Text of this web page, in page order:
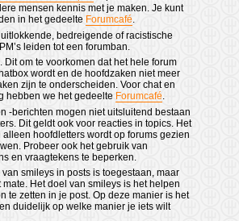
mensen kennis met je maken. Je kunt
in het gedeelte Forumcafé
bedreigende of racistische
leiden tot een forumban.
Dit om te voorkomen dat het hele forum
wordt en de hoofdzaken niet meer
zijn te onderscheiden. Voor chat en
hebben we het gedeelte Forumcafé
-berichten mogen niet uitsluitend bestaan
Dit geldt ook voor reacties in topics. Het
alleen hoofdletters wordt op forums gezien
Probeer ook het gebruik van
en vraagtekens te beperken.
smileys in posts is toegestaan, maar
mate. Het doel van smileys is het helpen
te zetten in je post. Op deze manier is het
duidelijk op welke manier je iets wilt